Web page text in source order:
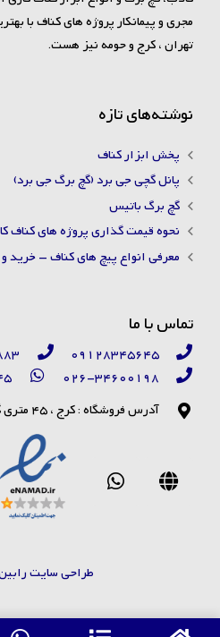
مجری و پیمانکار پروژه های کناف با
تهران ، کرج و حومه نیز هست.
نوشته‌های تازه
پخش ابزار کناف
پانل گچی جی برد (گچ برگ جی برد)
گچ برگ باتیس
نحوه قیمت گذاری پروژه های کناف
معرفی انواع پیچ های کناف –
تماس با ما
09128345645
026-34600198
آدرس فروشگاه : کرج ، 45 متری گلشهر ، خیابان برزنت ، پلاک 4
طراحی سایت